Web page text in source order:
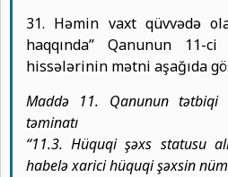
31. Həmin vaxt qüvvədə
haqqında” Qanunun 11-
hissələrinin mətni aşağıda
Maddə 11. Qanunun tətbiqi
təminatı
“11.3. Hüquqi şəxs statusu
habelə xarici hüquqi şəxsin